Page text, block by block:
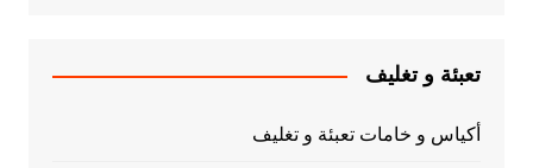
تعبئة و تغليف
أكياس و خامات تعبئة و تغليف